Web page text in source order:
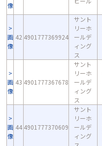
像
画
像
42 4901777369924
サント
リーホ
ールデ
ィング
ス
画
像
43 4901777367678
サント
リーホ
ールデ
ィング
ス
画
像
44 4901777370609
サント
リーホ
ールデ
ィング